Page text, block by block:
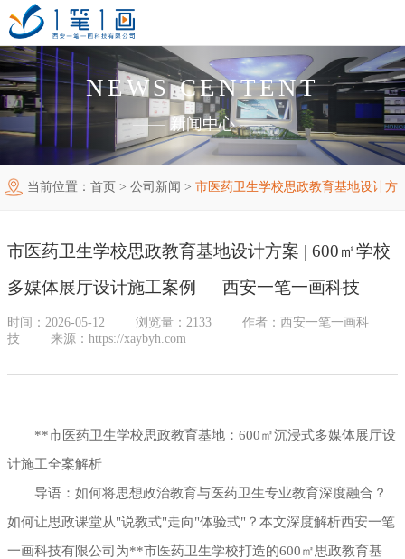
首页
工程案例
主题多媒体展厅
法治教育基地
禁毒教育基地
产品中心
AR增强现实
触控一体机
幻影成像
数字沙盘
特效屏幕
公司新闻
展厅资讯
关于我们
企业简介
加入我们
区域负责人
NEWS CENTENT
—— 新闻中心 ——
当前位置： 首页 > 公司新闻 > 市医药卫生学校思政教育基地设计方
市医药卫生学校思政教育基地设计方案 | 600㎡学校
多媒体展厅设计施工案例 — 西安一笔一画科技
时间：2026-05-12 浏览量：2133
作者：西安一笔一画科
技
来源：https://xaybyh.com
**市医药卫生学校思政教育基地：600㎡沉浸式多媒体展厅设
计施工全案解析
导语：如何将思想政治教育与医药卫生专业教育深度融合？
如何让思政课堂从"说教式"走向"体验式"？本文深度解析西安一笔
一画科技有限公司为**市医药卫生学校打造的600㎡思政教育基